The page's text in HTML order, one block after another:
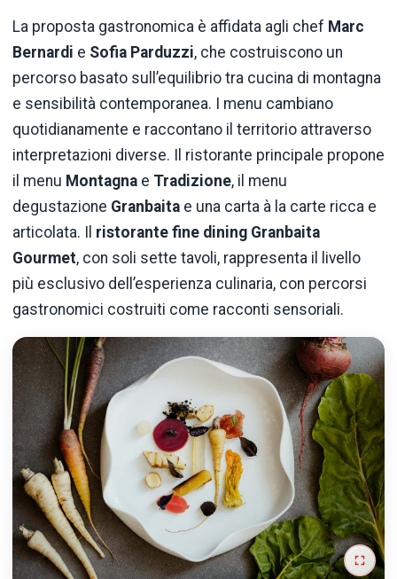
La proposta gastronomica è affidata agli chef Marc
Bernardi e Sofia Parduzzi, che costruiscono un
percorso basato sull’equilibrio tra cucina di montagna
e sensibilità contemporanea. I menu cambiano
quotidianamente e raccontano il territorio attraverso
interpretazioni diverse. Il ristorante principale propone
il menu Montagna e Tradizione, il menu
degustazione Granbaita e una carta à la carte ricca e
articolata. Il ristorante fine dining Granbaita
Gourmet, con soli sette tavoli, rappresenta il livello
più esclusivo dell’esperienza culinaria, con percorsi
gastronomici costruiti come racconti sensoriali.